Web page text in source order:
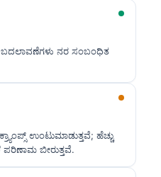
ಬದಲಾವಣೆಗಳು ನರ ಸಂಬಂಧಿತ
ಉಂಟುಮಾಡುತ್ತವೆ; ಹೆಚ್ಚು
ಬೀರುತ್ತವೆ.